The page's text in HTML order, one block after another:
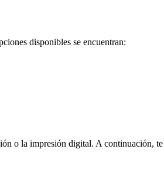
disponibles se encuentran:
o la impresión digital. A continuación,